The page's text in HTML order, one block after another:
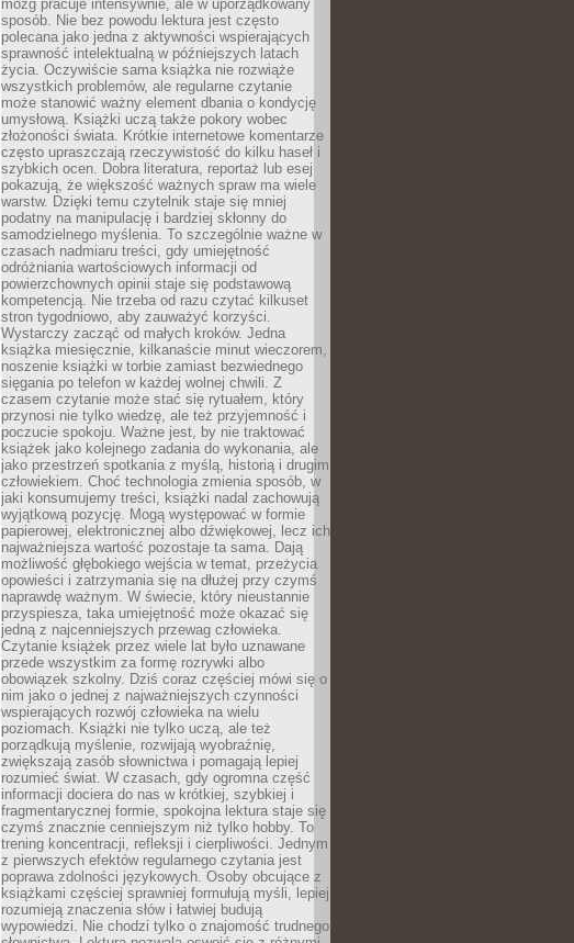
mózg pracuje intensywnie, ale w uporządkowany
sposób. Nie bez powodu lektura jest często
polecana jako jedna z aktywności wspierających
sprawność intelektualną w późniejszych latach
życia. Oczywiście sama książka nie rozwiąże
wszystkich problemów, ale regularne czytanie
może stanowić ważny element dbania o kondycję
umysłową. Książki uczą także pokory wobec
złożoności świata. Krótkie internetowe komentarze
często upraszczają rzeczywistość do kilku haseł i
szybkich ocen. Dobra literatura, reportaż lub esej
pokazują, że większość ważnych spraw ma wiele
warstw. Dzięki temu czytelnik staje się mniej
podatny na manipulację i bardziej skłonny do
samodzielnego myślenia. To szczególnie ważne w
czasach nadmiaru treści, gdy umiejętność
odróżniania wartościowych informacji od
powierzchownych opinii staje się podstawową
kompetencją. Nie trzeba od razu czytać kilkuset
stron tygodniowo, aby zauważyć korzyści.
Wystarczy zacząć od małych kroków. Jedna
książka miesięcznie, kilkanaście minut wieczorem,
noszenie książki w torbie zamiast bezwiednego
sięgania po telefon w każdej wolnej chwili. Z
czasem czytanie może stać się rytuałem, który
przynosi nie tylko wiedzę, ale też przyjemność i
poczucie spokoju. Ważne jest, by nie traktować
książek jako kolejnego zadania do wykonania, ale
jako przestrzeń spotkania z myślą, historią i drugim
człowiekiem. Choć technologia zmienia sposób, w
jaki konsumujemy treści, książki nadal zachowują
wyjątkową pozycję. Mogą występować w formie
papierowej, elektronicznej albo dźwiękowej, lecz ich
najważniejsza wartość pozostaje ta sama. Dają
możliwość głębokiego wejścia w temat, przeżycia
opowieści i zatrzymania się na dłużej przy czymś
naprawdę ważnym. W świecie, który nieustannie
przyspiesza, taka umiejętność może okazać się
jedną z najcenniejszych przewag człowieka.
Czytanie książek przez wiele lat było uznawane
przede wszystkim za formę rozrywki albo
obowiązek szkolny. Dziś coraz częściej mówi się o
nim jako o jednej z najważniejszych czynności
wspierających rozwój człowieka na wielu
poziomach. Książki nie tylko uczą, ale też
porządkują myślenie, rozwijają wyobraźnię,
zwiększają zasób słownictwa i pomagają lepiej
rozumieć świat. W czasach, gdy ogromna część
informacji dociera do nas w krótkiej, szybkiej i
fragmentarycznej formie, spokojna lektura staje się
czymś znacznie cenniejszym niż tylko hobby. To
trening koncentracji, refleksji i cierpliwości. Jednym
z pierwszych efektów regularnego czytania jest
poprawa zdolności językowych. Osoby obcujące z
książkami częściej sprawniej formułują myśli, lepiej
rozumieją znaczenia słów i łatwiej budują
wypowiedzi. Nie chodzi tylko o znajomość trudnego